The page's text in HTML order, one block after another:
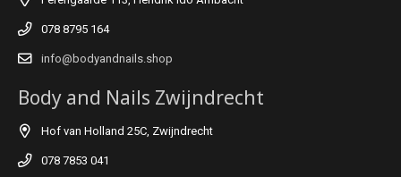
078 8795 164
info@bodyandnails.shop
Body and Nails Zwijndrecht
Hof van Holland 25C, Zwijndrecht
078 7853 041